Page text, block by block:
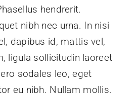
hendrerit.
nibh nec urna. In nisi
dapibus id, mattis vel,
ligula sollicitudin laoreet
sodales leo, eget
eu nibh. Nullam mollis.